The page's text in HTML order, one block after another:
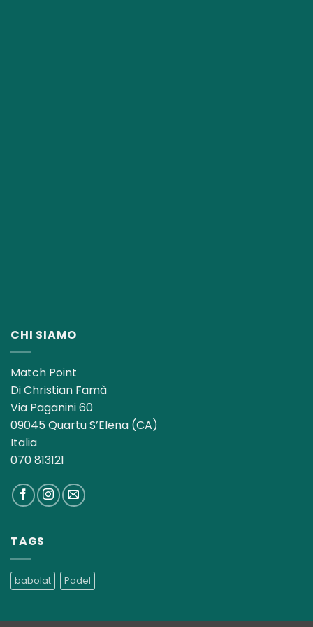
CHI SIAMO
Match Point
Di Christian Famà
Via Paganini 60
09045 Quartu S’Elena (CA)
Italia
070 813121
TAGS
babolat Padel